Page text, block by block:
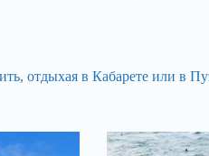
отдыхая в Кабарете или в